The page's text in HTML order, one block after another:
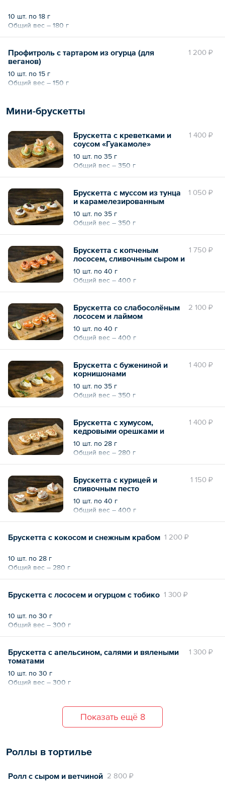
10 шт. по 18 г
Общий вес – 180 г
1 200 ₽
Профитроль с тартаром из огурца (для
веганов)
10 шт. по 15 г
Общий вес – 150 г
Мини-брускетты
1 400 ₽
Брускетта с креветками и
соусом «Гуакамоле»
10 шт. по 35 г
Общий вес – 350 г
1 050 ₽
Брускетта с муссом из тунца
и карамелезированным
луком
10 шт. по 35 г
Общий вес – 350 г
1 750 ₽
Брускетта с копченым
лососем, сливочным сыром и
вялеными томатами
10 шт. по 40 г
Общий вес – 400 г
2 100 ₽
Брускетта со слабосолёным
лососем и лаймом
10 шт. по 40 г
Общий вес – 400 г
1 400 ₽
Брускетта с бужениной и
корнишонами
10 шт. по 35 г
Общий вес – 350 г
1 400 ₽
Брускетта с хумусом,
кедровыми орешками и
паприкой
10 шт. по 28 г
Общий вес – 280 г
1 150 ₽
Брускетта с курицей и
сливочным песто
10 шт. по 40 г
Общий вес – 400 г
1 200 ₽
Брускетта с кокосом и снежным крабом
10 шт. по 28 г
Общий вес – 280 г
1 300 ₽
Брускетта с лососем и огурцом с тобико
10 шт. по 30 г
Общий вес – 300 г
1 300 ₽
Брускетта с апельсином, салями и вялеными
томатами
10 шт. по 30 г
Общий вес – 300 г
Показать ещё 8
Роллы в тортилье
2 800 ₽
Ролл с сыром и ветчиной